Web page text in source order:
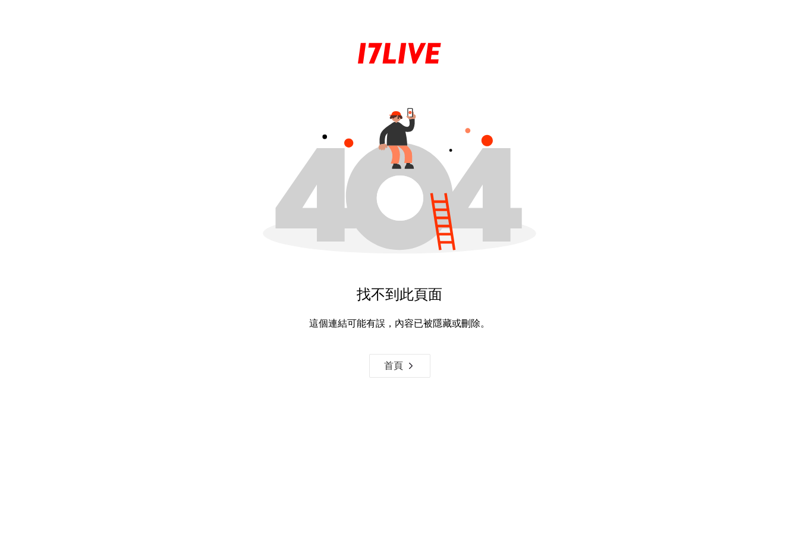
找不到此頁面
這個連結可能有誤，內容已被隱藏或刪除。
首頁